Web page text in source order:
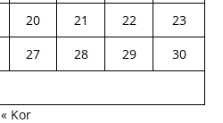
20 21 22
23
27 28 29
30
« Kor